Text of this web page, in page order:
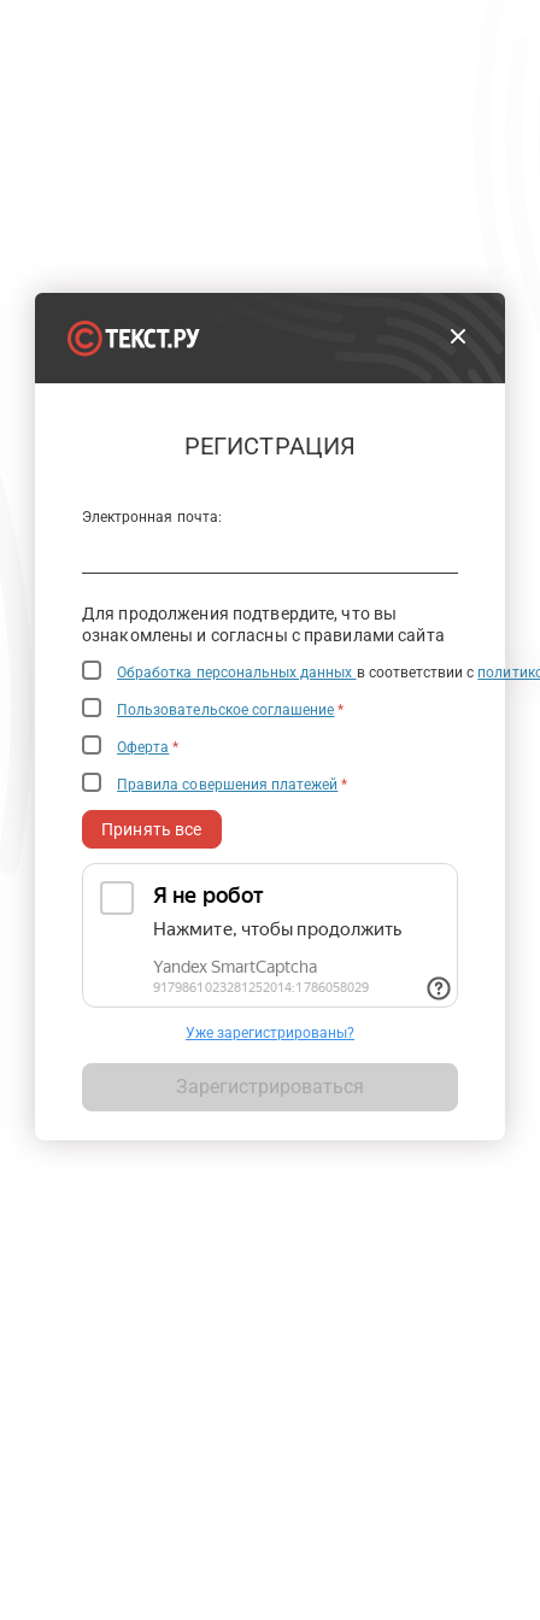
РЕГИСТРАЦИЯ
Электронная почта:
Для продолжения подтвердите, что вы
ознакомлены и согласны с правилами сайта
Обработка персональных данных в соответствии с
Пользовательское соглашение *
Оферта *
Правила совершения платежей *
Принять все
Уже зарегистрированы?
Зарегистрироваться